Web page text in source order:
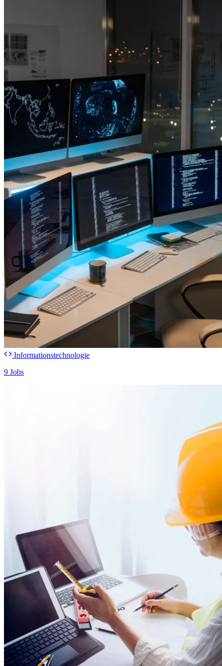
Informationstechnologie
9 Jobs